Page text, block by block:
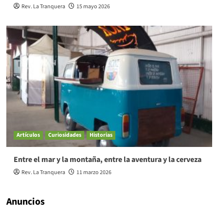
Rev. La Tranquera 15 mayo 2026
Artículos Curiosidades Historias
Entre el mar y la montaña, entre la aventura y la cerveza
Rev. La Tranquera 11 marzo 2026
Anuncios